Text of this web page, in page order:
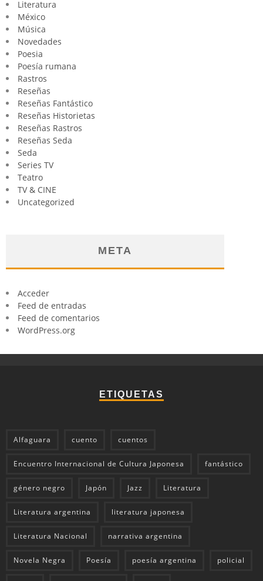
Literatura
México
Música
Novedades
Poesia
Poesía rumana
Rastros
Reseñas
Reseñas Fantástico
Reseñas Historietas
Reseñas Rastros
Reseñas Seda
Seda
Series TV
Teatro
TV & CINE
Uncategorized
META
Acceder
Feed de entradas
Feed de comentarios
WordPress.org
ETIQUETAS
Alfaguara cuento cuentos
Encuentro Internacional de Cultura Japonesa fantástico
género negro Japón Jazz Literatura
Literatura argentina literatura japonesa
Literatura Nacional narrativa argentina
Novela Negra Poesía poesía argentina policial